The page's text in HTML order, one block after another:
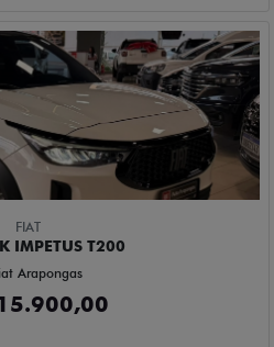
FIAT
IMPETUS T200
Arapongas